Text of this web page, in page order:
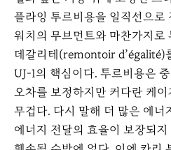
플라잉 투르비용을 일직선으로
워치의 무브먼트와 마찬가지로
데갈리테(remontoir d’égalité)
UJ-1의 핵심이다. 투르비용은
오차를 보정하지만 커다란 케
무겁다. 다시 말해 더 많은 에너
에너지 전달의 효율이 보장되